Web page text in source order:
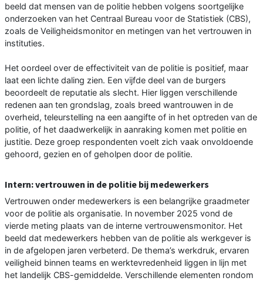
beeld dat mensen van de politie hebben volgens soortgelijke
onderzoeken van het Centraal Bureau voor de Statistiek (CBS),
zoals de Veiligheidsmonitor en metingen van het vertrouwen in
instituties.
Het oordeel over de effectiviteit van de politie is positief, maar
laat een lichte daling zien. Een vijfde deel van de burgers
beoordeelt de reputatie als slecht. Hier liggen verschillende
redenen aan ten grondslag, zoals breed wantrouwen in de
overheid, teleurstelling na een aangifte of in het optreden van de
politie, of het daadwerkelijk in aanraking komen met politie en
justitie. Deze groep respondenten voelt zich vaak onvoldoende
gehoord, gezien en of geholpen door de politie.
Intern: vertrouwen in de politie bij medewerkers
Vertrouwen onder medewerkers is een belangrijke graadmeter
voor de politie als organisatie. In november 2025 vond de
vierde meting plaats van de interne vertrouwensmonitor. Het
beeld dat medewerkers hebben van de politie als werkgever is
in de afgelopen jaren verbeterd. De thema’s werkdruk, ervaren
veiligheid binnen teams en werktevredenheid liggen in lijn met
het landelijk CBS-gemiddelde. Verschillende elementen rondom